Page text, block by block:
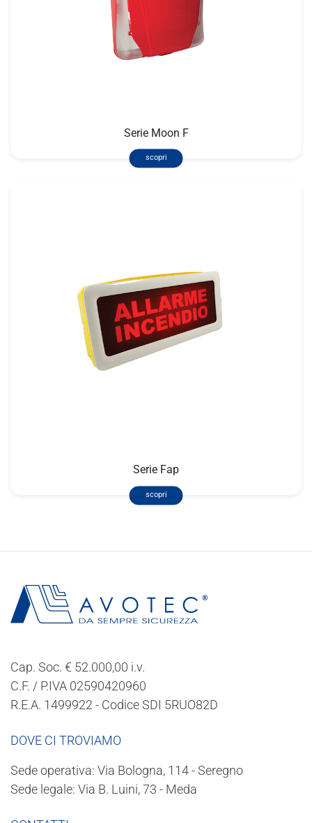
Serie Moon F
scopri
Serie Fap
scopri
Cap. Soc. € 52.000,00 i.v.
C.F. / P.IVA 02590420960
R.E.A. 1499922 - Codice SDI 5RUO82D
DOVE CI TROVIAMO
Sede operativa: Via Bologna, 114 - Seregno
Sede legale: Via B. Luini, 73 - Meda